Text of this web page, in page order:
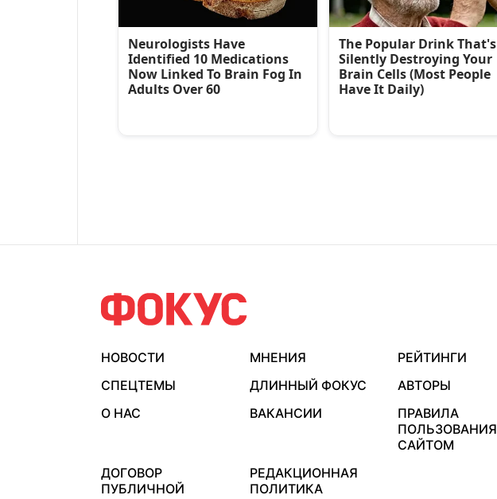
НОВОСТИ МНЕНИЯ
РЕЙТИНГИ
СПЕЦТЕМЫ
ДЛИННЫЙ ФОКУС
АВТОРЫ
О НАС
ВАКАНСИИ
ПРАВИЛА
ПОЛЬЗОВАНИЯ
САЙТОМ
ДОГОВОР
ПУБЛИЧНОЙ
РЕДАКЦИОННАЯ
ПОЛИТИКА